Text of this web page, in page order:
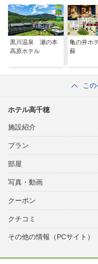
黒川温泉 瀬の本
高原ホテル
亀の井ホ
蘇
こ
ホテル高千穂
施設紹介
プラン
部屋
写真・動画
クーポン
クチコミ
その他の情報（PCサイト）